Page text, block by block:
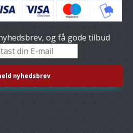
og få gode tilbud